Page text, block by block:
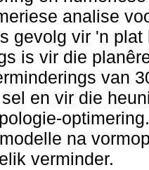
analise
gevolg vir 'n
is vir die
van
en vir die
na
verminder.